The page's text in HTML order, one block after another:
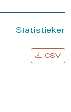
Statistieken
CSV